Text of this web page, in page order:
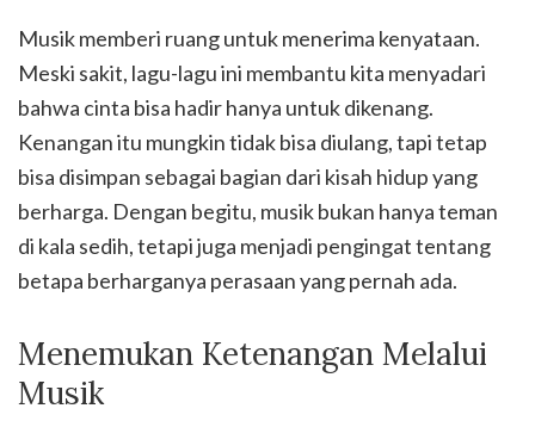
Musik memberi ruang untuk menerima kenyataan.
Meski sakit, lagu-lagu ini membantu kita menyadari
bahwa cinta bisa hadir hanya untuk dikenang.
Kenangan itu mungkin tidak bisa diulang, tapi tetap
bisa disimpan sebagai bagian dari kisah hidup yang
berharga. Dengan begitu, musik bukan hanya teman
di kala sedih, tetapi juga menjadi pengingat tentang
betapa berharganya perasaan yang pernah ada.
Menemukan Ketenangan Melalui
Musik